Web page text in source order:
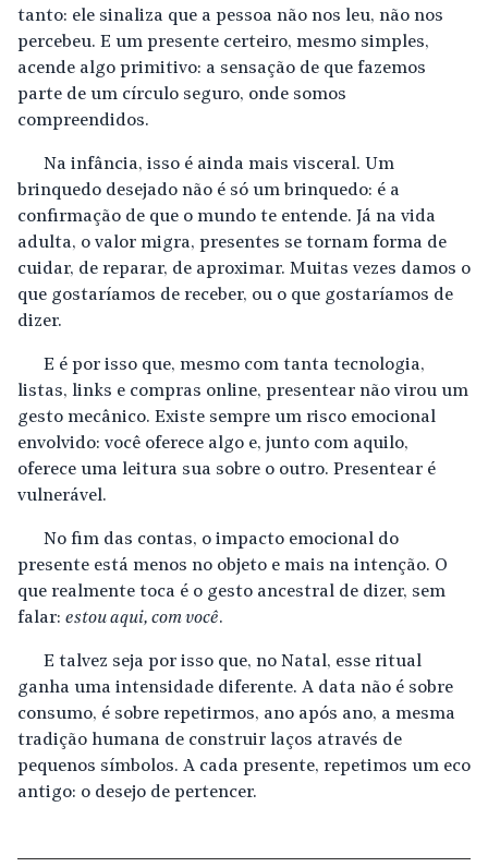
tanto: ele sinaliza que a pessoa não nos leu, não nos
percebeu. E um presente certeiro, mesmo simples,
acende algo primitivo: a sensação de que fazemos
parte de um círculo seguro, onde somos
compreendidos.
Na infância, isso é ainda mais visceral. Um
brinquedo desejado não é só um brinquedo: é a
confirmação de que o mundo te entende. Já na vida
adulta, o valor migra, presentes se tornam forma de
cuidar, de reparar, de aproximar. Muitas vezes damos o
que gostaríamos de receber, ou o que gostaríamos de
dizer.
E é por isso que, mesmo com tanta tecnologia,
listas, links e compras online, presentear não virou um
gesto mecânico. Existe sempre um risco emocional
envolvido: você oferece algo e, junto com aquilo,
oferece uma leitura sua sobre o outro. Presentear é
vulnerável.
No fim das contas, o impacto emocional do
presente está menos no objeto e mais na intenção. O
que realmente toca é o gesto ancestral de dizer, sem
falar: estou aqui, com você.
E talvez seja por isso que, no Natal, esse ritual
ganha uma intensidade diferente. A data não é sobre
consumo, é sobre repetirmos, ano após ano, a mesma
tradição humana de construir laços através de
pequenos símbolos. A cada presente, repetimos um eco
antigo: o desejo de pertencer.